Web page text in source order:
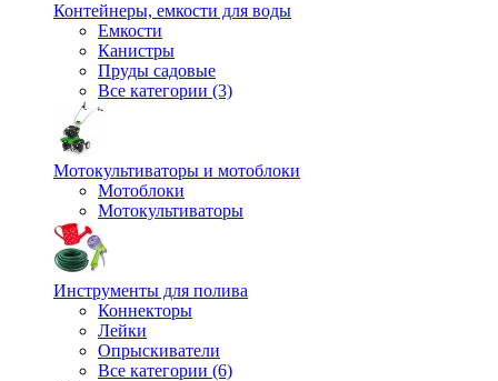
Контейнеры, емкости для воды
Емкости
Канистры
Пруды садовые
Все категории (3)
Мотокультиваторы и мотоблоки
Мотоблоки
Мотокультиваторы
Инструменты для полива
Коннекторы
Лейки
Опрыскиватели
Все категории (6)